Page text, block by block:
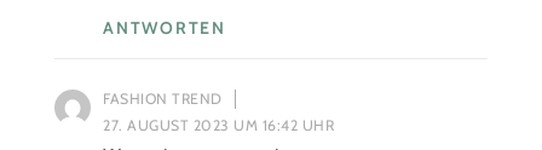
ANTWORTEN
FASHION TREND
27. AUGUST 2023 UM 16:42 UHR